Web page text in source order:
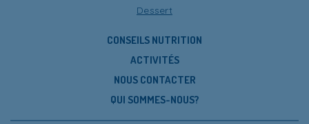
Dessert
CONSEILS NUTRITION
ACTIVITÉS
NOUS CONTACTER
QUI SOMMES-NOUS?